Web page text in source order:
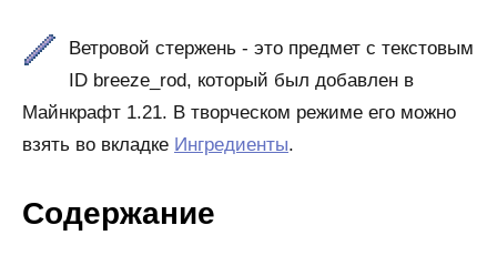
Ветровой стержень - это предмет с текстовым
ID breeze_rod, который был добавлен в
Майнкрафт 1.21. В творческом режиме его можно
взять во вкладке Ингредиенты.
Содержание